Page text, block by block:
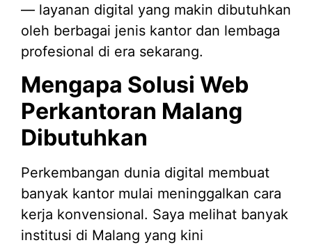
— layanan digital yang makin dibutuhkan
oleh berbagai jenis kantor dan lembaga
profesional di era sekarang.
Mengapa Solusi Web
Perkantoran Malang
Dibutuhkan
Perkembangan dunia digital membuat
banyak kantor mulai meninggalkan cara
kerja konvensional. Saya melihat banyak
institusi di Malang yang kini